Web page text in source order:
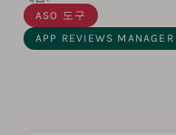
ASO 도구
APP REVIEWS MANAGER